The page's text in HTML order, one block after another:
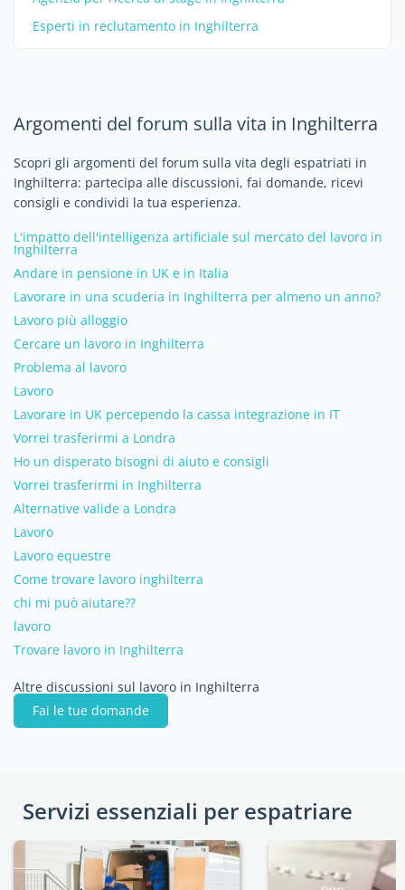
Esperti in reclutamento in Inghilterra
Argomenti del forum sulla vita in Inghilterra
Scopri gli argomenti del forum sulla vita degli espatriati in
Inghilterra: partecipa alle discussioni, fai domande, ricevi
consigli e condividi la tua esperienza.
L'impatto dell'intelligenza artificiale sul mercato del lavoro in
Inghilterra
Andare in pensione in UK e in Italia
Lavorare in una scuderia in Inghilterra per almeno un anno?
Lavoro più alloggio
Cercare un lavoro in Inghilterra
Problema al lavoro
Lavoro
Lavorare in UK percependo la cassa integrazione in IT
Vorrei trasferirmi a Londra
Ho un disperato bisogni di aiuto e consigli
Vorrei trasferirmi in Inghilterra
Alternative valide a Londra
Lavoro
Lavoro equestre
Come trovare lavoro inghilterra
chi mi può aiutare??
lavoro
Trovare lavoro in Inghilterra
Altre discussioni sul lavoro in Inghilterra
Fai le tue domande
Servizi essenziali per espatriare